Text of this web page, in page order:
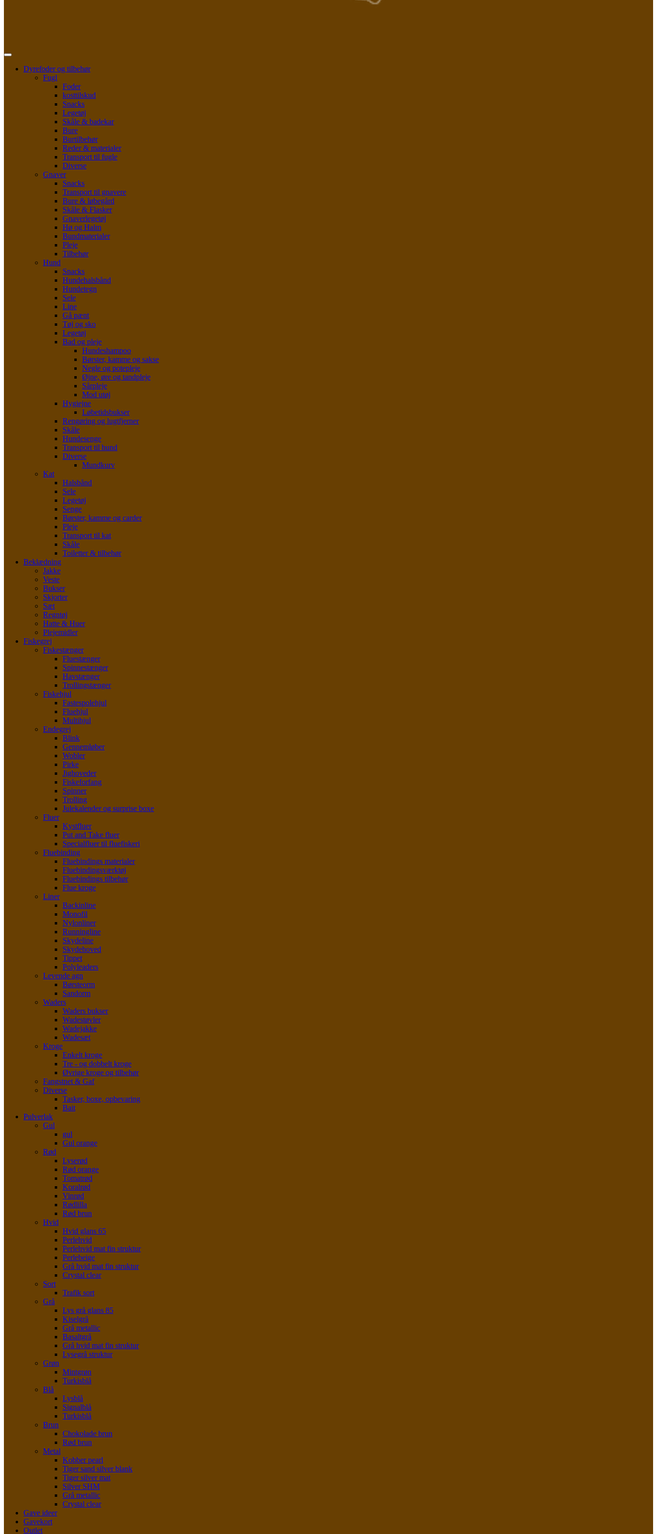
Dyrefoder og tilbehør
Fugl
Foder
kosttilskud
Snacks
Legetøj
Skåle & badekar
Bure
Burtilbehør
Reder & materialer
Transport til fugle
Diverse
Gnaver
Snacks
Transport til gnavere
Bure & løbegård
Skåle & Flasker
Gnaverlegetøj
Hø og Halm
Bundmaterialer
Pleje
Tilbehør
Hund
Snacks
Hundehalsbånd
Hundetegn
Sele
Line
Gå pænt
Tøj og sko
Legetøj
Bad og pleje
Hundeshampoo
Børster, kamme og sakse
Negle og potepleje
Øjne, øre og tandpleje
Sårpleje
Mod utøj
Hygiejne
Løbetidsbukser
Rengøring og lugtfjerner
Skåle
Hundesenge
Transport til hund
Diverse
Mundkurv
Kat
Halsbånd
Sele
Legetøj
Senge
Børster, kamme og carder
Pleje
Transport til kat
Skåle
Toiletter & tilbehør
Beklædning
Jakke
Veste
Bukser
Skjorter
Sæt
Regntøj
Hatte & Huer
Plejemidler
Fiskegrej
Fiskestænger
Fluestænger
Spinnestænger
Havstænger
Trollingstænger
Fiskehjul
Fastespolehjul
Fluehjul
Multihjul
Endegrej
Blink
Gennemløber
Wobler
Pirke
Jighoveder
Fiskeforfang
Spinner
Trolling
Julekalender og surprise boxe
Fluer
Kystfluer
Put and Take fluer
Specialfluer til fluefiskeri
Fluebinding
Fluebindings materialer
Fluebindingsværktøj
Fluebindings tilbehør
Flue kroge
Liner
Backinline
Monofil
Nylonliner
Runningline
Skydeline
Skydehoved
Tippet
Polyleaders
Levende agn
Børsteorm
Sandorm
Waders
Waders bukser
Wadestøvler
Wadejakke
Wadesæt
Kroge
Enkelt kroge
Tre - og dobbelt kroge
Øvrige kroge og tilbehør
Fangstnet & Gaf
Diverse
Tasker, boxe, opbevaring
Bait
Pulverlak
Gul
gul
Gul orange
Rød
Lyserød
Rød orange
Tomatrød
Koralrød
Vinrød
Rødlilla
Rød brun
Hvid
Hvid glans 65
Perlehvid
Perlehvid mat fin struktur
Perlebeige
Grå hvid mat fin struktur
Crystal clear
Sort
Trafik sort
Grå
Lys grå glans 85
Kiselgrå
Grå metallic
Basaltgrå
Grå hvid mat fin struktur
Lysegrå struktur
Grøn
Mintgrøn
Turkisblå
Blå
Lysblå
Signalblå
Turkisblå
Brun
Chokolade brun
Rød brun
Metal
Kobber pearl
Tiger sand silver blank
Tiger silver mat
Silver SHM
Grå metallic
Crystal clear
Gave ideer
Gavekort
Outlet